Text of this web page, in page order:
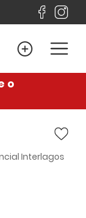
o
Interlagos